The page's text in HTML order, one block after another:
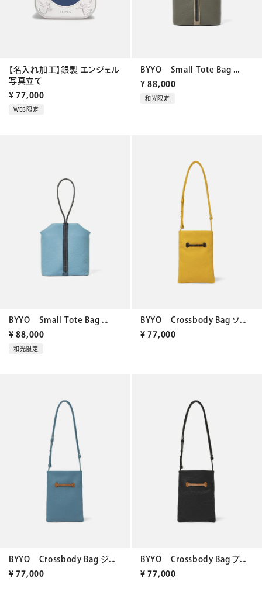
【名入れ加工】銀製 エンジェル
写真立て
¥ 77,000
WEB限定
BYYO Small Tote Bag ...
¥ 88,000
和光限定
BYYO Small Tote Bag ...
¥ 88,000
和光限定
BYYO Crossbody Bag ソ...
¥ 77,000
BYYO Crossbody Bag ジ...
¥ 77,000
BYYO Crossbody Bag ブ...
¥ 77,000